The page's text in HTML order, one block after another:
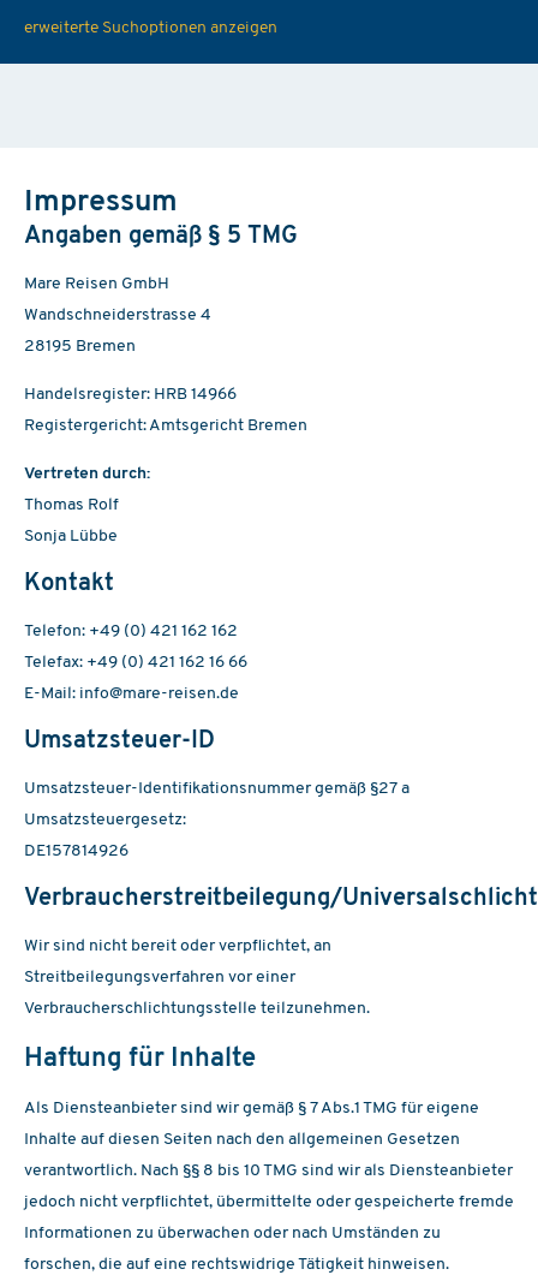
erweiterte Suchoptionen anzeigen
Impressum
Angaben gemäß § 5 TMG
Mare Reisen GmbH
Wandschneiderstrasse 4
28195 Bremen
Handelsregister: HRB 14966
Registergericht: Amtsgericht Bremen
Vertreten durch:
Thomas Rolf
Sonja Lübbe
Kontakt
Telefon: +49 (0) 421 162 162
Telefax: +49 (0) 421 162 16 66
E-Mail: info@mare-reisen.de
Umsatzsteuer-ID
Umsatzsteuer-Identifikationsnummer gemäß §27 a
Umsatzsteuergesetz:
DE157814926
Verbraucherstreitbeilegung/
Wir sind nicht bereit oder verpflichtet, an
Streitbeilegungsverfahren vor einer
Verbraucherschlichtungsstelle teilzunehmen.
Haftung für Inhalte
Als Diensteanbieter sind wir gemäß § 7 Abs.1 TMG für eigene
Inhalte auf diesen Seiten nach den allgemeinen Gesetzen
verantwortlich. Nach §§ 8 bis 10 TMG sind wir als Diensteanbieter
jedoch nicht verpflichtet, übermittelte oder gespeicherte fremde
Informationen zu überwachen oder nach Umständen zu
forschen, die auf eine rechtswidrige Tätigkeit hinweisen.